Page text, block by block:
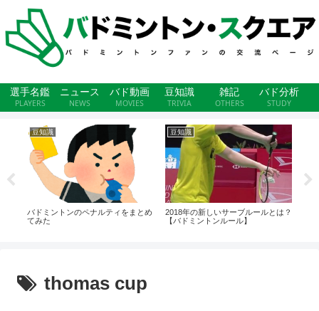
選手名鑑
PLAYERS
ニュース
NEWS
バド動画
MOVIES
豆知識
TRIVIA
雑記
OTHERS
バド分析
STUDY
豆知識
バドミントンのペナルティをまとめ
てみた
豆知識
2018年の新しいサーブルールとは？
【バドミントンルール】
thomas cup